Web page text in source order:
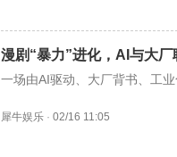
漫剧“暴力”进化，AI与大
一场由AI驱动、大厂背书、工
犀牛娱乐 · 02/16 11:05